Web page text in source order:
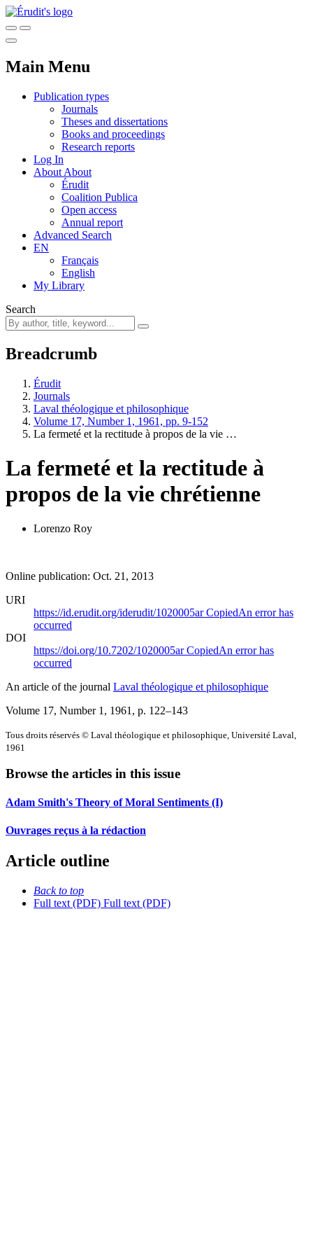
Main Menu
Publication types
Journals
Theses and dissertations
Books and proceedings
Research reports
Log In
About About
Érudit
Coalition Publica
Open access
Annual report
Advanced Search
EN
Français
English
My Library
Search
Breadcrumb
Érudit
Journals
Laval théologique et philosophique
Volume 17, Number 1, 1961, pp. 9-152
La fermeté et la rectitude à propos de la vie …
La fermeté et la rectitude à
propos de la vie chrétienne
Lorenzo Roy
Online publication: Oct. 21, 2013
URI
https://id.erudit.org/iderudit/1020005arCopiedAn error has
occurred
DOI
https://doi.org/10.7202/1020005arCopiedAn error has
occurred
An article of the journal Laval théologique et philosophique
Volume 17, Number 1, 1961 , p. 122–143
Tous droits réservés © Laval théologique et philosophique, Université Laval,
1961
Browse the articles in this issue
Adam Smith's Theory of Moral Sentiments (I)
Ouvrages reçus à la rédaction
Article outline
Back to top
Full text (PDF) Full text (PDF)